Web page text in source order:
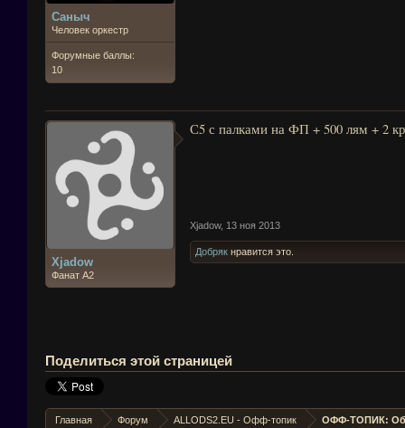
Саныч
Человек оркестр
Форумные баллы:
10
Xjadow
Фанат А2
С5 с палками на ФП + 500 лям + 2
Xjadow, 13 ноя 2013
Добряк нравится это.
Поделиться этой страницей
Главная Форум ALLODS2.EU - Офф-топик ОФФ-ТОПИК: